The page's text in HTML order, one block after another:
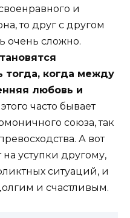
и
то друг с другом
очень сложно.
тогда, когда между
любовь и
часто бывает
союза, так
А вот
уступки другому,
ситуаций, и
и счастливым.